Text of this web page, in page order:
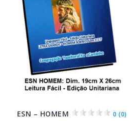
ESN – HOMEM 0 (0)